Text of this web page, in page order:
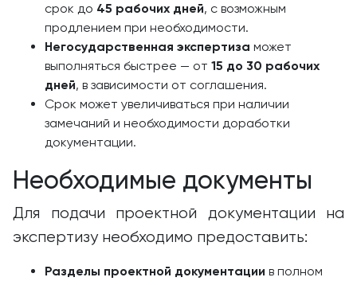
срок до 45 рабочих дней, с возможным
продлением при необходимости.
Негосударственная экспертиза может
выполняться быстрее — от 15 до 30 рабочих
дней, в зависимости от соглашения.
Срок может увеличиваться при наличии
замечаний и необходимости доработки
документации.
Необходимые документы
Для подачи проектной документации на
экспертизу необходимо предоставить:
Разделы проектной документации в полном